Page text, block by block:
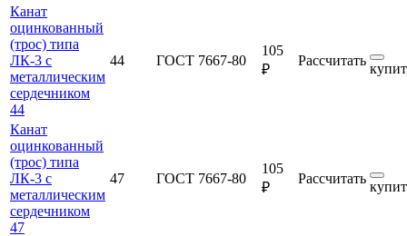
Канат
оцинкованный
(трос) типа
ЛК-3 с
металлическим
сердечником
44
44 ГОСТ 7667-80
105
₽
Рассчитать
Канат
оцинкованный
(трос) типа
ЛК-3 с
металлическим
сердечником
47
47 ГОСТ 7667-80
105
₽
Рассчитать